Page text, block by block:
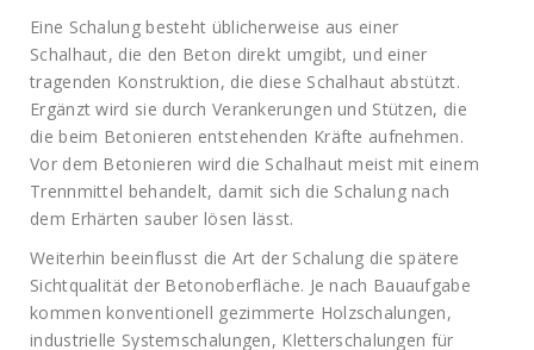
Eine Schalung besteht üblicherweise aus einer
Schalhaut, die den Beton direkt umgibt, und einer
tragenden Konstruktion, die diese Schalhaut abstützt.
Ergänzt wird sie durch Verankerungen und Stützen, die
die beim Betonieren entstehenden Kräfte aufnehmen.
Vor dem Betonieren wird die Schalhaut meist mit einem
Trennmittel behandelt, damit sich die Schalung nach
dem Erhärten sauber lösen lässt.
Weiterhin beeinflusst die Art der Schalung die spätere
Sichtqualität der Betonoberfläche. Je nach Bauaufgabe
kommen konventionell gezimmerte Holzschalungen,
industrielle Systemschalungen, Kletterschalungen für